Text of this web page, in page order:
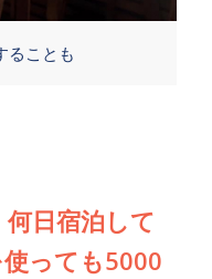
ることも
何日宿泊して
っても5000